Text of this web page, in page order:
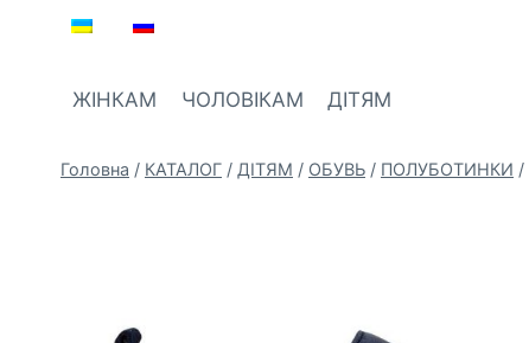
Перейти
ЖІНКАМ ЧОЛОВІКАМ ДІТЯМ
Головна / КАТАЛОГ / ДIТЯМ / ОБУВЬ / ПОЛУБОТИНКИ /